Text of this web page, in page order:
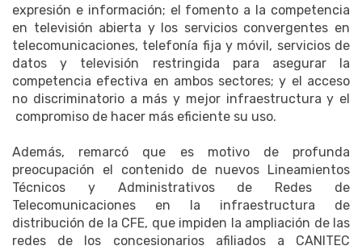
expresión e información; el fomento a la competencia
en televisión abierta y los servicios convergentes en
telecomunicaciones, telefonía fija y móvil, servicios de
datos y televisión restringida para asegurar la
competencia efectiva en ambos sectores; y el acceso
no discriminatorio a más y mejor infraestructura y el
compromiso de hacer más eficiente su uso.
Además, remarcó que es motivo de profunda
preocupación el contenido de nuevos Lineamientos
Técnicos y Administrativos de Redes de
Telecomunicaciones en la infraestructura de
distribución de la CFE, que impiden la ampliación de las
redes de los concesionarios afiliados a CANITEC